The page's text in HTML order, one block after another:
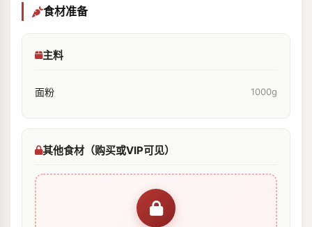
食材准备
主料
面粉 1000g
其他食材（购买或VIP可见）